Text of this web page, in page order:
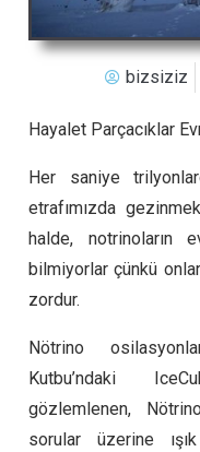
bizsiziz
Hayalet Parçacıklar
Her saniye
etrafımızda
halde, notrinoların
bilmiyorlar çünkü
zordur.
Nötrino
Kutbu’ndaki
gözlemlenen,
sorular üzerine